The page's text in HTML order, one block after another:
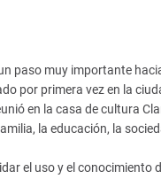
paso muy importante
por primera vez en la
en la casa de cultura
la educación, la
el uso y el conocimiento